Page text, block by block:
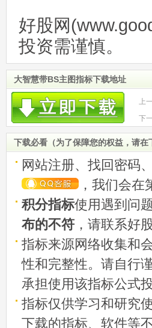
好股网
投资需谨慎。
大智慧带BS主图指标下载地址
上
下
下载必看（为了保障您的权益，请
网站注册、找回密码
，我们会在
积分指标使用遇到问
布的不符 ，请联系好
指标来源网络收集和
性和完整性。请自行
承担使用该指标公式
指标仅供学习和研究
下载的指标、软件等